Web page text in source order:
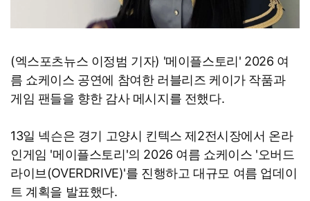
(엑스포츠뉴스 이정범 기자) '메이플스토리' 2026 여
름 쇼케이스 공연에 참여한 러블리즈 케이가 작품과
게임 팬들을 향한 감사 메시지를 전했다.
13일 넥슨은 경기 고양시 킨텍스 제2전시장에서 온라
인게임 '메이플스토리'의 2026 여름 쇼케이스 '오버드
라이브(OVERDRIVE)'를 진행하고 대규모 여름 업데이
트 계획을 발표했다.